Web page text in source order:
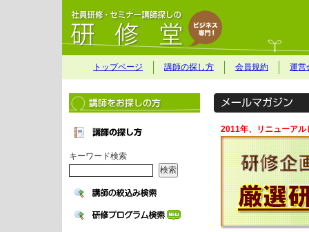
トップページ 講師の探し方 会員規約 運営
キーワード検索
2011年、リニューアル